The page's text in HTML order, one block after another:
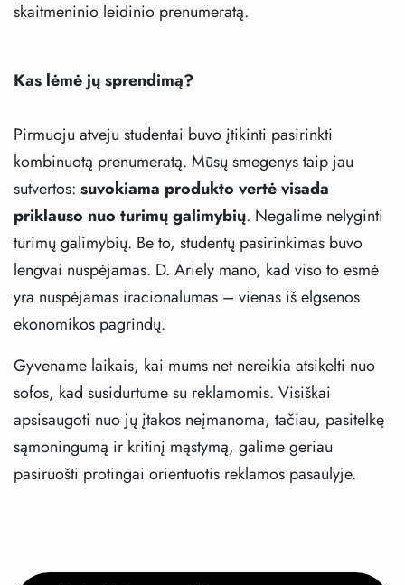
skaitmeninio leidinio prenumeratą.
Kas lėmė jų sprendimą?
Pirmuoju atveju studentai buvo įtikinti pasirinkti
kombinuotą prenumeratą. Mūsų smegenys taip jau
sutvertos: suvokiama produkto vertė visada
priklauso nuo turimų galimybių. Negalime nelyginti
turimų galimybių. Be to, studentų pasirinkimas buvo
lengvai nuspėjamas. D. Ariely mano, kad viso to esmė
yra nuspėjamas iracionalumas – vienas iš elgsenos
ekonomikos pagrindų.
Gyvename laikais, kai mums net nereikia atsikelti nuo
sofos, kad susidurtume su reklamomis. Visiškai
apsisaugoti nuo jų įtakos neįmanoma, tačiau, pasitelkę
sąmoningumą ir kritinį mąstymą, galime geriau
pasiruošti protingai orientuotis reklamos pasaulyje.